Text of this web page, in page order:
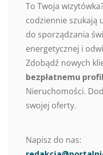
To Twoja
codziennie szukają
do sporządzania
energetycznej i
Zdobądź nowych
bezpłatnemu
Nieruchomości.
swojej oferty.
Napisz do nas: